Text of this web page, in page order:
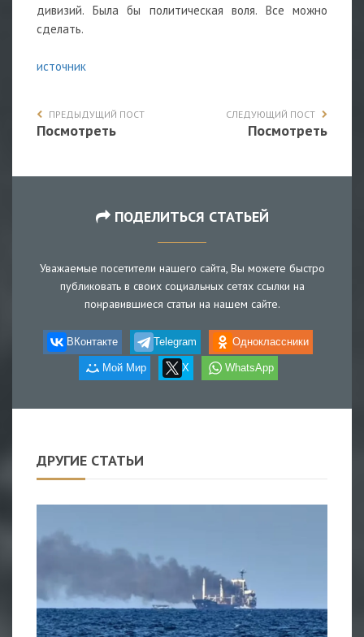
дивизий. Была бы политическая воля. Все можно
сделать.
источник
ПРЕДЫДУЩИЙ ПОСТ
Посмотреть
СЛЕДУЮЩИЙ ПОСТ
Посмотреть
ПОДЕЛИТЬСЯ СТАТЬЕЙ
Уважаемые посетители нашего сайта, Вы можете быстро
публиковать в своих социальных сетях ссылки на
понравившиеся статьи на нашем сайте.
ВКонтакте Telegram Одноклассники
Мой Мир X WhatsApp
ДРУГИЕ СТАТЬИ